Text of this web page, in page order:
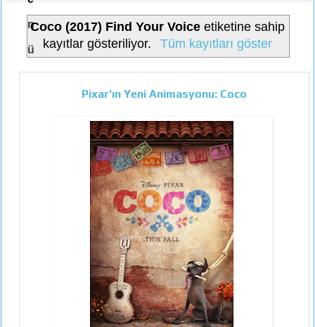
n
ü
Coco (2017) Find Your Voice etiketine sahip
kayıtlar gösteriliyor.
Tüm kayıtları göster
Pixar’ın Yeni Animasyonu: Coco